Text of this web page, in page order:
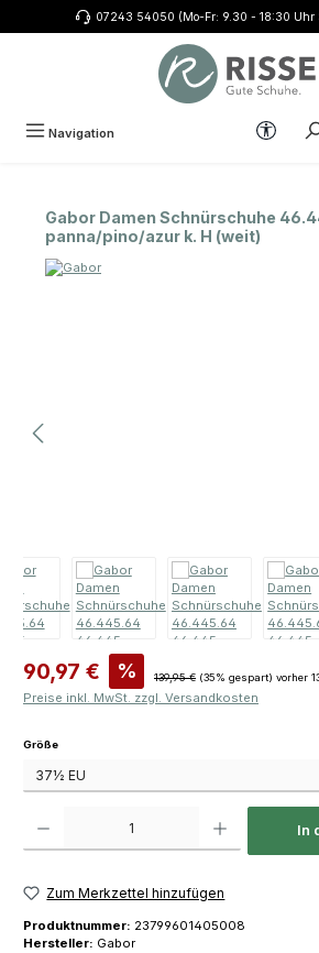
Zum Hauptinhalt springen07243 54050 (Mo-Fr: 9.30 - 18:30 Uhr
Navigation
Gabor Damen Schnürschuhe
panna/pino/azur k. H (weit)
Verkaufspreis:
90,97 € % Regulärer Preis:
139,95 € (35% gespart) vorher
Preise inkl. MwSt. zzgl. Versandkosten
Größeauswählen
In
Zum Merkzettel hinzufügen
Produktnummer: 23799601405008
Hersteller: Gabor